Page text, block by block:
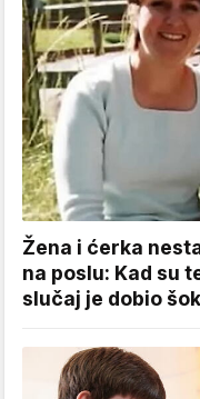
Žena i ćerka
na poslu: Kad su
slučaj je dobio